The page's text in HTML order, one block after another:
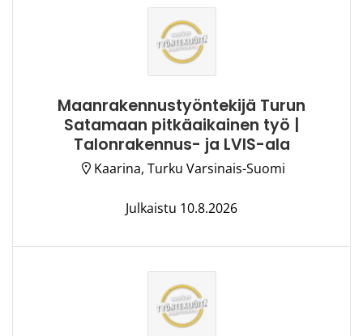
Maanrakennustyöntekijä Turun
Satamaan pitkäaikainen työ |
Talonrakennus- ja LVIS-ala
Kaarina, Turku Varsinais-Suomi
Julkaistu 10.8.2026